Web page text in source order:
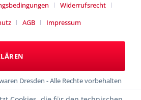
Widerrufsrecht
AGB Impressum
Dresden - Alle Rechte vorbehalten